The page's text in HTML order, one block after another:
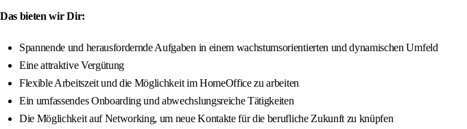
Das bieten wir Dir:
Spannende und herausfordernde Aufgaben in einem wachstumsorientierten und dynamischen Umfeld
Eine attraktive Vergütung
Flexible Arbeitszeit und die Möglichkeit im HomeOffice zu arbeiten
Ein umfassendes Onboarding und abwechslungsreiche Tätigkeiten
Die Möglichkeit auf Networking, um neue Kontakte für die berufliche Zukunft zu knüpfen